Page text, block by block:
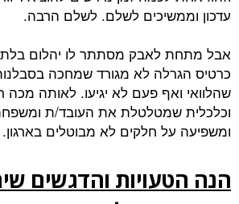
עדכון וממשיכים לשלם. לשלם הרבה.
אבל מתחת לאבק מסתתר לו יהלום
כרטיס הגרלה לא מגורד שמחכה
שהלוואי ואף פעם לא יגיעו. לאותה מכה
וכלכלית שמטלטלת את העובד/ת
ומשפיעה על חלקים לא מבוטלים בארגון.
הנה הטעויות והדגשים